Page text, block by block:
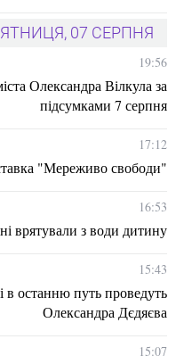
07 СЕРПНЯ
19:56
Олександра Вілкула за
підсумками 7 серпня
17:12
"Мереживо свободи"
16:53
врятували з води дитину
15:43
останню путь проведуть
Олександра Дєдяєва
15:07